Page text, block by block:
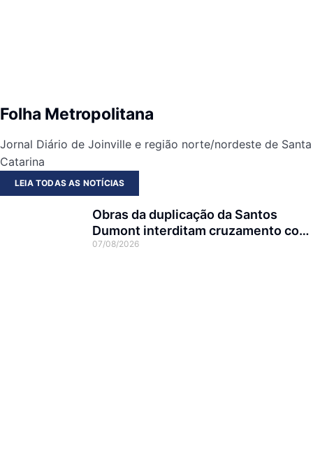
Folha Metropolitana
Jornal Diário de Joinville e região norte/nordeste de Santa
Catarina
LEIA TODAS AS NOTÍCIAS
Obras da duplicação da Santos
Dumont interditam cruzamento com
a rua Otto Nass
07/08/2026